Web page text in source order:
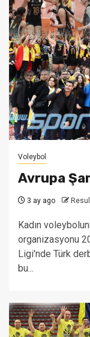
Voleybol
Avrupa
3 ay ago
Kadın
organizasyonu
Ligi'nde Türk
bu...